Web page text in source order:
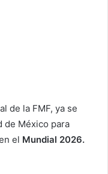
de la FMF, ya se
de México para
el Mundial 2026.